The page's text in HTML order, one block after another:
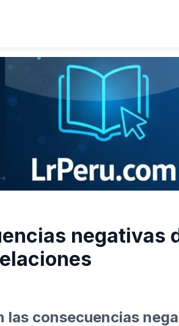
negativas
las consecuencias